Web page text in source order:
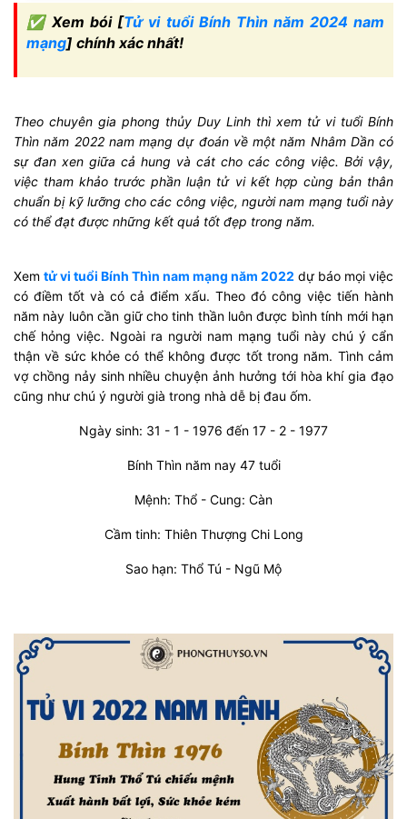
✅ Xem bói [Tử vi tuổi Bính Thìn năm 2024 nam
mạng] chính xác nhất!
Theo chuyên gia phong thủy Duy Linh thì xem tử vi tuổi Bính
Thìn năm 2022 nam mạng dự đoán về một năm Nhâm Dần có
sự đan xen giữa cả hung và cát cho các công việc. Bởi vậy,
việc tham khảo trước phần luận tử vi kết hợp cùng bản thân
chuẩn bị kỹ lưỡng cho các công việc, người nam mạng tuổi này
có thể đạt được những kết quả tốt đẹp trong năm.
Xem tử vi tuổi Bính Thìn nam mạng năm 2022 dự báo mọi việc
có điềm tốt và có cả điểm xấu. Theo đó công việc tiến hành
năm này luôn cần giữ cho tinh thần luôn được bình tính mới hạn
chế hỏng việc. Ngoài ra người nam mạng tuổi này chú ý cẩn
thận về sức khỏe có thể không được tốt trong năm. Tình cảm
vợ chồng nảy sinh nhiều chuyện ảnh hưởng tới hòa khí gia đạo
cũng như chú ý người già trong nhà dễ bị đau ốm.
Ngày sinh: 31 - 1 - 1976 đến 17 - 2 - 1977
Bính Thìn năm nay 47 tuổi
Mệnh: Thổ - Cung: Càn
Cầm tinh: Thiên Thượng Chi Long
Sao hạn: Thổ Tú - Ngũ Mộ